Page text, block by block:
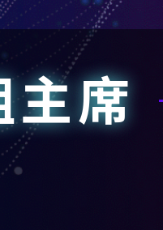
主席